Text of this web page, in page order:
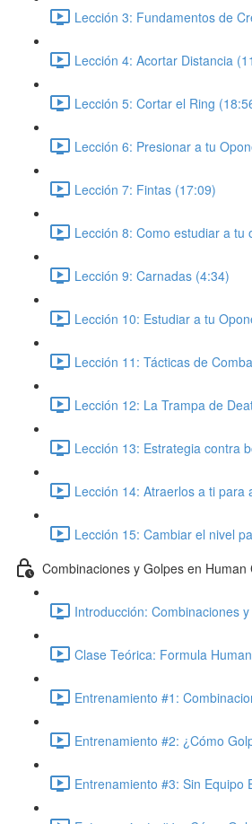
Lección 3: Fundamentos de
Lección 4: Acortar Distancia
Lección 5: Cortar el Ring
Lección 6: Presionar a tu
Lección 7: Fintas (17:09)
Lección 8: Como estudiar a tu
Lección 9: Carnadas (4:34)
Lección 10: Estudiar a tu
Lección 11: Tácticas de
Lección 12: La Trampa de
Lección 13: Estrategia contra
Lección 14: Atraerlos a ti para
Lección 15: Cambiar el nivel
Combinaciones y Golpes en Human
Introducción: Combinaciones
Clase Teórica: Formula
Entrenamiento #1:
Entrenamiento #2: ¿Cómo
Entrenamiento #3: Sin Equipo